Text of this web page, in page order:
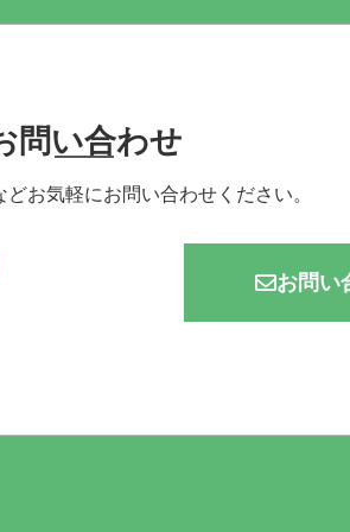
問い合わせ
お気軽にお問い合わせください。
お問い